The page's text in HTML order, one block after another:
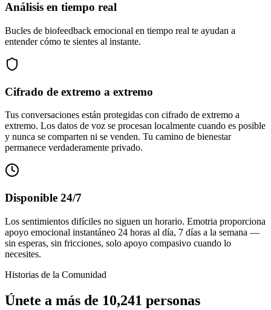
Análisis en tiempo real
Bucles de biofeedback emocional en tiempo real te ayudan a
entender cómo te sientes al instante.
Cifrado de extremo a extremo
Tus conversaciones están protegidas con cifrado de extremo a
extremo. Los datos de voz se procesan localmente cuando es posible
y nunca se comparten ni se venden. Tu camino de bienestar
permanece verdaderamente privado.
Disponible 24/7
Los sentimientos difíciles no siguen un horario. Emotria proporciona
apoyo emocional instantáneo 24 horas al día, 7 días a la semana —
sin esperas, sin fricciones, solo apoyo compasivo cuando lo
necesites.
Historias de la Comunidad
Únete a más de 10,241 personas